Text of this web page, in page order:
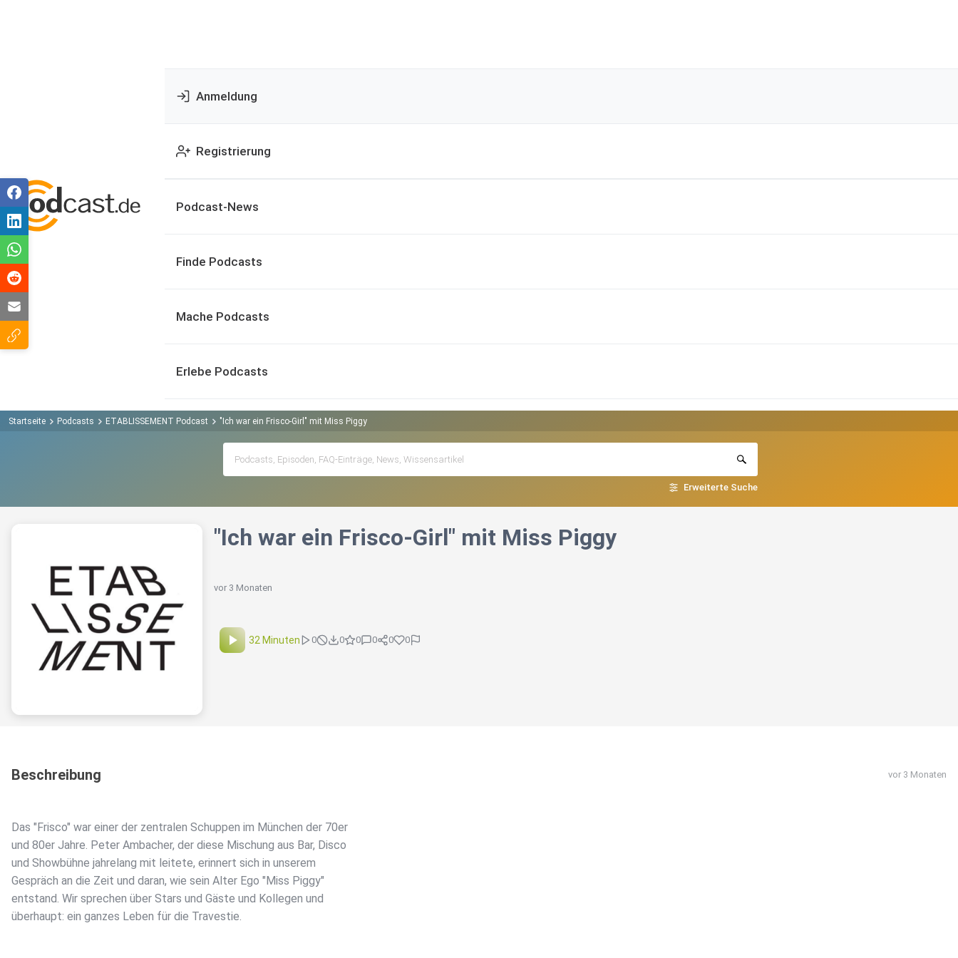
Anmeldung
Registrierung
Podcast-News
Finde Podcasts
Mache Podcasts
Erlebe Podcasts
Startseite Podcasts ETABLISSEMENT Podcast "Ich war ein Frisco-Girl" mit Miss Piggy
Erweiterte Suche
"Ich war ein Frisco-Girl" mit Miss Piggy
vor 3 Monaten
32 Minuten 0 0 0 0 0 0
Beschreibung vor 3 Monaten
Das "Frisco" war einer der zentralen Schuppen im München der 70er
und 80er Jahre. Peter Ambacher, der diese Mischung aus Bar, Disco
und Showbühne jahrelang mit leitete, erinnert sich in unserem
Gespräch an die Zeit und daran, wie sein Alter Ego "Miss Piggy"
entstand. Wir sprechen über Stars und Gäste und Kollegen und
überhaupt: ein ganzes Leben für die Travestie.